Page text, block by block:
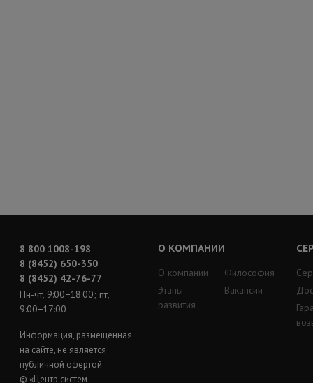
8 800 1008-198
8 (8452) 650-350
8 (8452) 42-76-77
Пн-чт, 9:00−18:00; пт,
9:00−17:00
Информация, размещенная
на сайте, не является
публичной офертой
© «Центр систем
О КОМПАНИИ
О компании
Этапы
развития
Философия
Вакансии